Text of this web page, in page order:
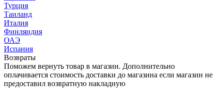
Турция
Таиланд
Италия
Финляндия
ОАЭ
Испания
Возвраты
Поможем вернуть товар в магазин. Дополнительно
оплачивается стоимость доставки до магазина если магазин не
предоставил возвратную накладную